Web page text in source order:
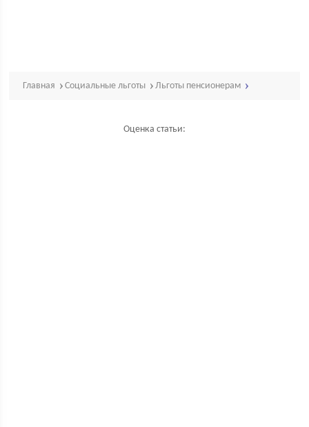
Главная Социальные льготы Льготы пенсионерам
Оценка статьи: